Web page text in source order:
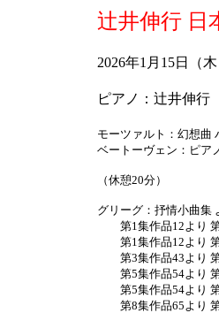
辻井伸行 日
2026年1月15日（
ピアノ：辻井伸行
モーツァルト：幻想曲
ベートーヴェン：ピア
（休憩20分）
グリーグ：抒情小曲集
第1集作品12より 第
第1集作品12より 第
第3集作品43より 第
第5集作品54より 第
第5集作品54より 第
第8集作品65より 第